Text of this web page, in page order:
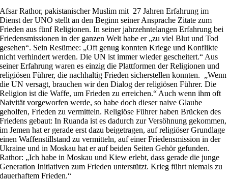
Afsar Rathor, pakistanischer Muslim mit 27 Jahren Erfahrung im
Dienst der UNO stellt an den Beginn seiner Ansprache Zitate zum
Frieden aus fünf Religionen. In seiner jahrzehntelangen Erfahrung bei
Friedensmissionen in der ganzen Welt habe er „zu viel Blut und Tod
gesehen“. Sein Resümee: „Oft genug konnten Kriege und Konflikte
nicht verhindert werden. Die UN ist immer wieder gescheitert.“ Aus
seiner Erfahrung waren es einzig die Plattformen der Religionen und
religiösen Führer, die nachhaltig Frieden sicherstellen konnten. „Wenn
die UN versagt, brauchen wir den Dialog der religiösen Führer. Die
Religion ist die Waffe, um Frieden zu erreichen.“ Auch wenn ihm oft
Naivität vorgeworfen werde, so habe doch dieser naive Glaube
geholfen, Frieden zu vermitteln. Religiöse Führer haben Brücken des
Friedens gebaut: In Ruanda ist es dadurch zur Versöhnung gekommen,
im Jemen hat er gerade erst dazu beigetragen, auf religiöser Grundlage
einen Waffenstillstand zu vermitteln, auf einer Friedensmission in der
Ukraine und in Moskau hat er auf beiden Seiten Gehör gefunden.
Rathor: „Ich habe in Moskau und Kiew erlebt, dass gerade die junge
Generation Initiativen zum Frieden unterstützt. Krieg führt niemals zu
dauerhaftem Frieden.“